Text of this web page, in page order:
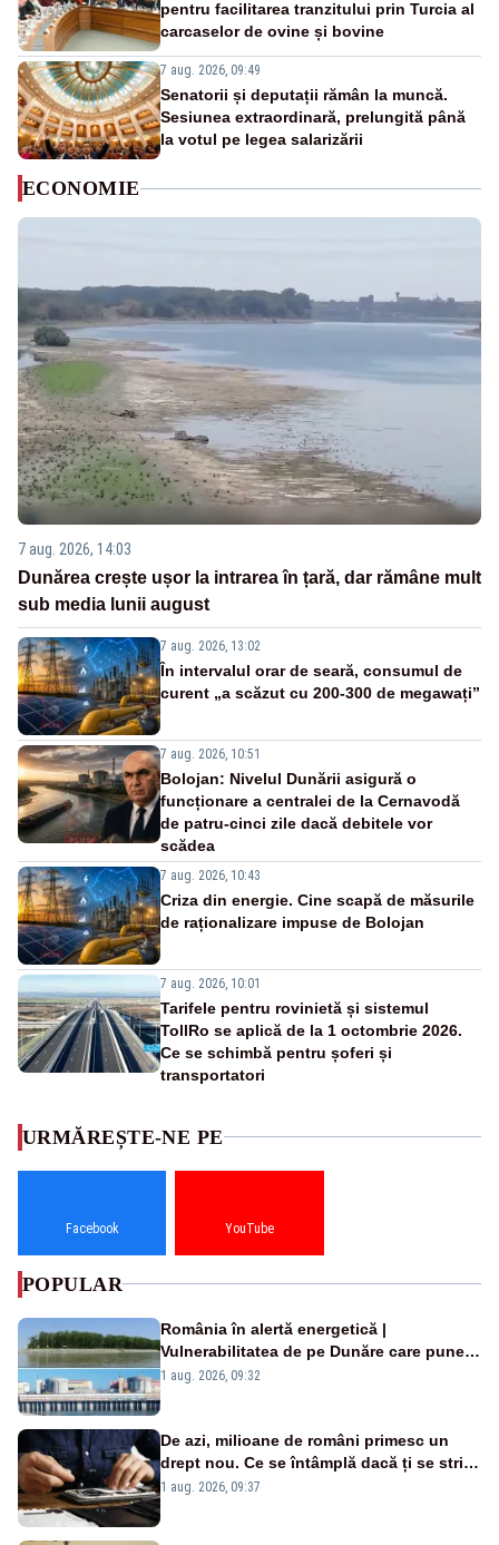
pentru facilitarea tranzitului prin Turcia al
carcaselor de ovine și bovine
7 aug. 2026, 09:49
Senatorii și deputații rămân la muncă.
Sesiunea extraordinară, prelungită până
la votul pe legea salarizării
ECONOMIE
7 aug. 2026, 14:03
Dunărea crește ușor la intrarea în țară, dar rămâne mult
sub media lunii august
7 aug. 2026, 13:02
În intervalul orar de seară, consumul de
curent „a scăzut cu 200-300 de megawați”
7 aug. 2026, 10:51
Bolojan: Nivelul Dunării asigură o
funcționare a centralei de la Cernavodă
de patru-cinci zile dacă debitele vor
scădea
7 aug. 2026, 10:43
Criza din energie. Cine scapă de măsurile
de raționalizare impuse de Bolojan
7 aug. 2026, 10:01
Tarifele pentru rovinietă și sistemul
TollRo se aplică de la 1 octombrie 2026.
Ce se schimbă pentru șoferi și
transportatori
URMĂREȘTE-NE PE
Facebook YouTube
POPULAR
România în alertă energetică |
Vulnerabilitatea de pe Dunăre care pune
în pericol Centrala Cernavodă era
1 aug. 2026, 09:32
De azi, milioane de români primesc un
drept nou. Ce se întâmplă dacă ți se strică
un produs
1 aug. 2026, 09:37